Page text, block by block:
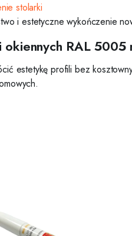
stolarki
i estetyczne wykończenie
RAL 5005
estetykę profili bez